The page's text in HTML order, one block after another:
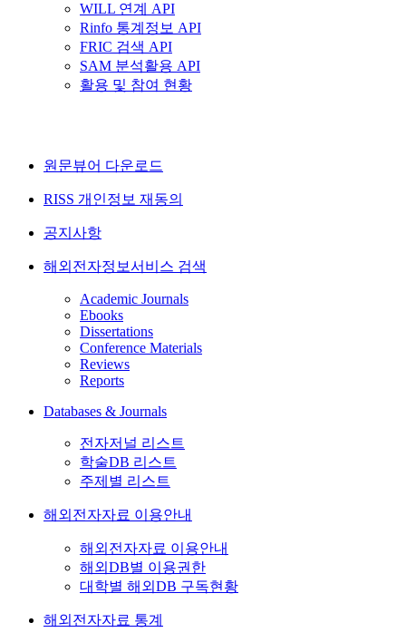
WILL 연계 API
Rinfo 통계정보 API
FRIC 검색 API
SAM 분석활용 API
활용 및 참여 현황
원문뷰어 다운로드
RISS 개인정보 재동의
공지사항
해외전자정보서비스 검색
Academic Journals
Ebooks
Dissertations
Conference Materials
Reviews
Reports
Databases & Journals
전자저널 리스트
학술DB 리스트
주제별 리스트
해외전자자료 이용안내
해외전자자료 이용안내
해외DB별 이용권한
대학별 해외DB 구독현황
해외전자자료 통계